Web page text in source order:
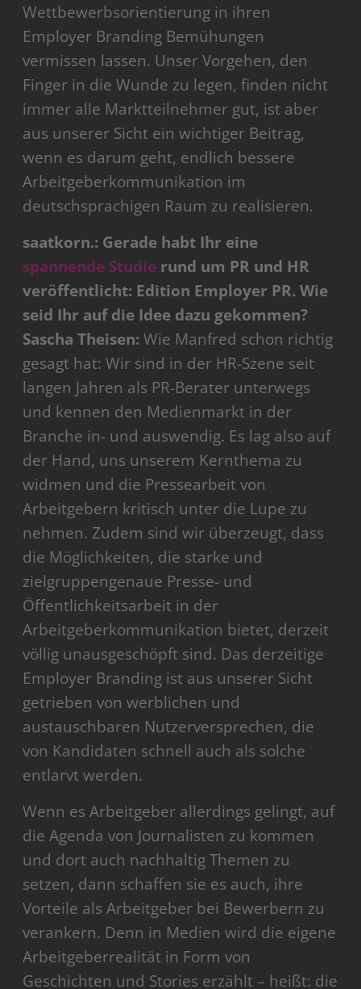
Wettbewerbsorientierung in ihren
Employer Branding Bemühungen
vermissen lassen. Unser Vorgehen, den
Finger in die Wunde zu legen, finden nicht
immer alle Marktteilnehmer gut, ist aber
aus unserer Sicht ein wichtiger Beitrag,
wenn es darum geht, endlich bessere
Arbeitgeberkommunikation im
deutschsprachigen Raum zu realisieren.
saatkorn.: Gerade habt Ihr eine
spannende Studie rund um PR und HR
veröffentlicht: Edition Employer PR. Wie
seid Ihr auf die Idee dazu gekommen?
Sascha Theisen: Wie Manfred schon richtig
gesagt hat: Wir sind in der HR-Szene seit
langen Jahren als PR-Berater unterwegs
und kennen den Medienmarkt in der
Branche in- und auswendig. Es lag also auf
der Hand, uns unserem Kernthema zu
widmen und die Pressearbeit von
Arbeitgebern kritisch unter die Lupe zu
nehmen. Zudem sind wir überzeugt, dass
die Möglichkeiten, die starke und
zielgruppengenaue Presse- und
Öffentlichkeitsarbeit in der
Arbeitgeberkommunikation bietet, derzeit
völlig unausgeschöpft sind. Das derzeitige
Employer Branding ist aus unserer Sicht
getrieben von werblichen und
austauschbaren Nutzerversprechen, die
von Kandidaten schnell auch als solche
entlarvt werden.
Wenn es Arbeitgeber allerdings gelingt, auf
die Agenda von Journalisten zu kommen
und dort auch nachhaltig Themen zu
setzen, dann schaffen sie es auch, ihre
Vorteile als Arbeitgeber bei Bewerbern zu
verankern. Denn in Medien wird die eigene
Arbeitgeberrealität in Form von
Geschichten und Stories erzählt – heißt: die